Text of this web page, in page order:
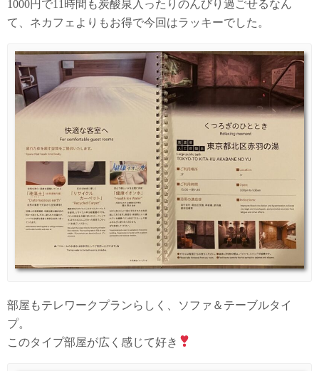
1000円で11時間も炭酸泉入ったりのんびり過ごせるなん
て、ネカフェよりもお得で今回はラッキーでした。
部屋もテレワークプランらしく、ソファ＆テーブルタイ
プ。
このタイプ部屋が広く感じて好き